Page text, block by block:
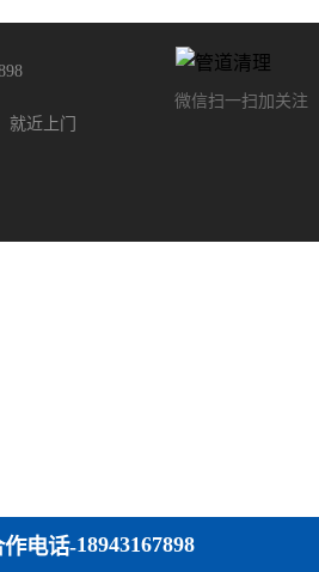
微信扫一扫加关注
近上门
电话-18943167898